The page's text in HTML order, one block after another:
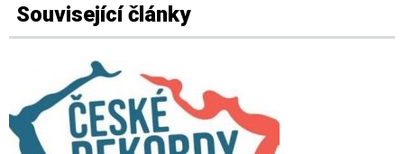
Související články